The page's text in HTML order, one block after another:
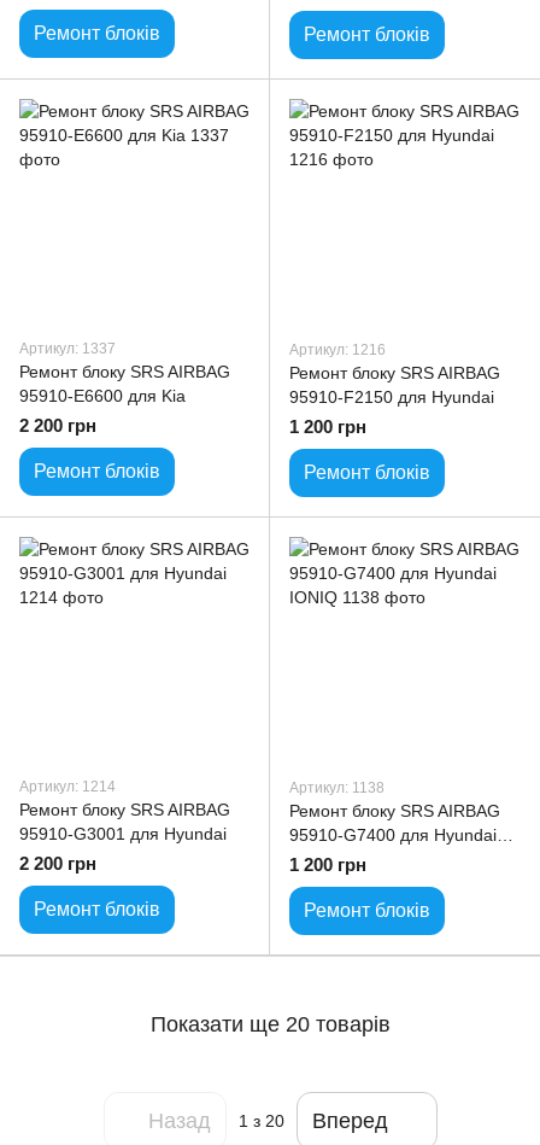
Ремонт блоків Ремонт блоків
Артикул: 1337
Ремонт блоку SRS AIRBAG
95910-E6600 для Kia
2 200 грн
Ремонт блоків
Артикул: 1216
Ремонт блоку SRS AIRBAG
95910-F2150 для Hyundai
1 200 грн
Ремонт блоків
Артикул: 1214
Ремонт блоку SRS AIRBAG
95910-G3001 для Hyundai
2 200 грн
Ремонт блоків
Артикул: 1138
Ремонт блоку SRS AIRBAG
95910-G7400 для Hyundai
IONIQ
1 200 грн
Ремонт блоків
Показати ще 20 товарів
Назад 1 з 20 Вперед